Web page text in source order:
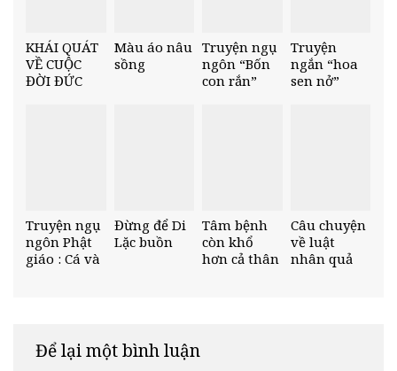
KHÁI QUÁT
VỀ CUỘC
ĐỜI ĐỨC
Màu áo nâu
sồng
Truyện ngụ
ngôn “Bốn
con rắn”
Truyện
ngắn “hoa
sen nở”
Truyện ngụ
ngôn Phật
giáo : Cá và
Đừng để Di
Lặc buồn
Tâm bệnh
còn khổ
hơn cả thân
Câu chuyện
về luật
nhân quả
Để lại một bình luận